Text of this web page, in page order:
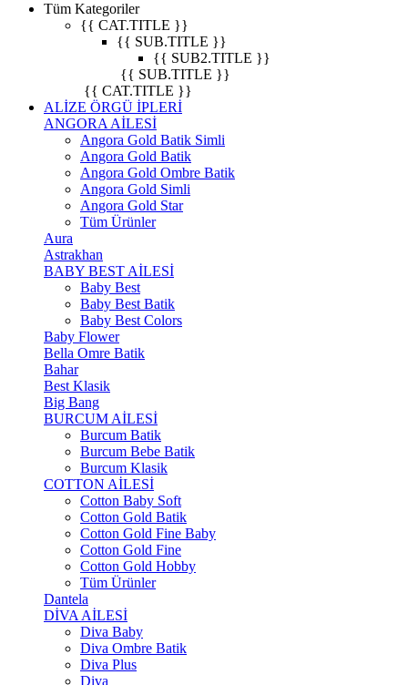
Tüm Kategoriler
{{ CAT.TITLE }}
{{ SUB.TITLE }}
{{ SUB2.TITLE }}
{{ SUB.TITLE }}
{{ CAT.TITLE }}
ALİZE ÖRGÜ İPLERİ
ANGORA AİLESİ
Angora Gold Batik Simli
Angora Gold Batik
Angora Gold Ombre Batik
Angora Gold Simli
Angora Gold Star
Tüm Ürünler
Aura
Astrakhan
BABY BEST AİLESİ
Baby Best
Baby Best Batik
Baby Best Colors
Baby Flower
Bella Omre Batik
Bahar
Best Klasik
Big Bang
BURCUM AİLESİ
Burcum Batik
Burcum Bebe Batik
Burcum Klasik
COTTON AİLESİ
Cotton Baby Soft
Cotton Gold Batik
Cotton Gold Fine Baby
Cotton Gold Fine
Cotton Gold Hobby
Tüm Ürünler
Dantela
DİVA AİLESİ
Diva Baby
Diva Ombre Batik
Diva Plus
Diva